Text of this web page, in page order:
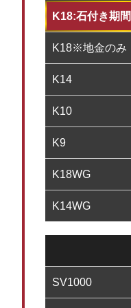
K18:石付き期
K18※地金のみ
K14
K10
K9
K18WG
K14WG
SV1000